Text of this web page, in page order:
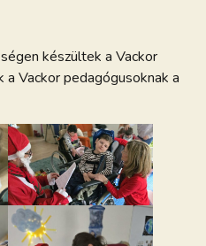
készültek a Vackor
a Vackor pedagógusoknak a